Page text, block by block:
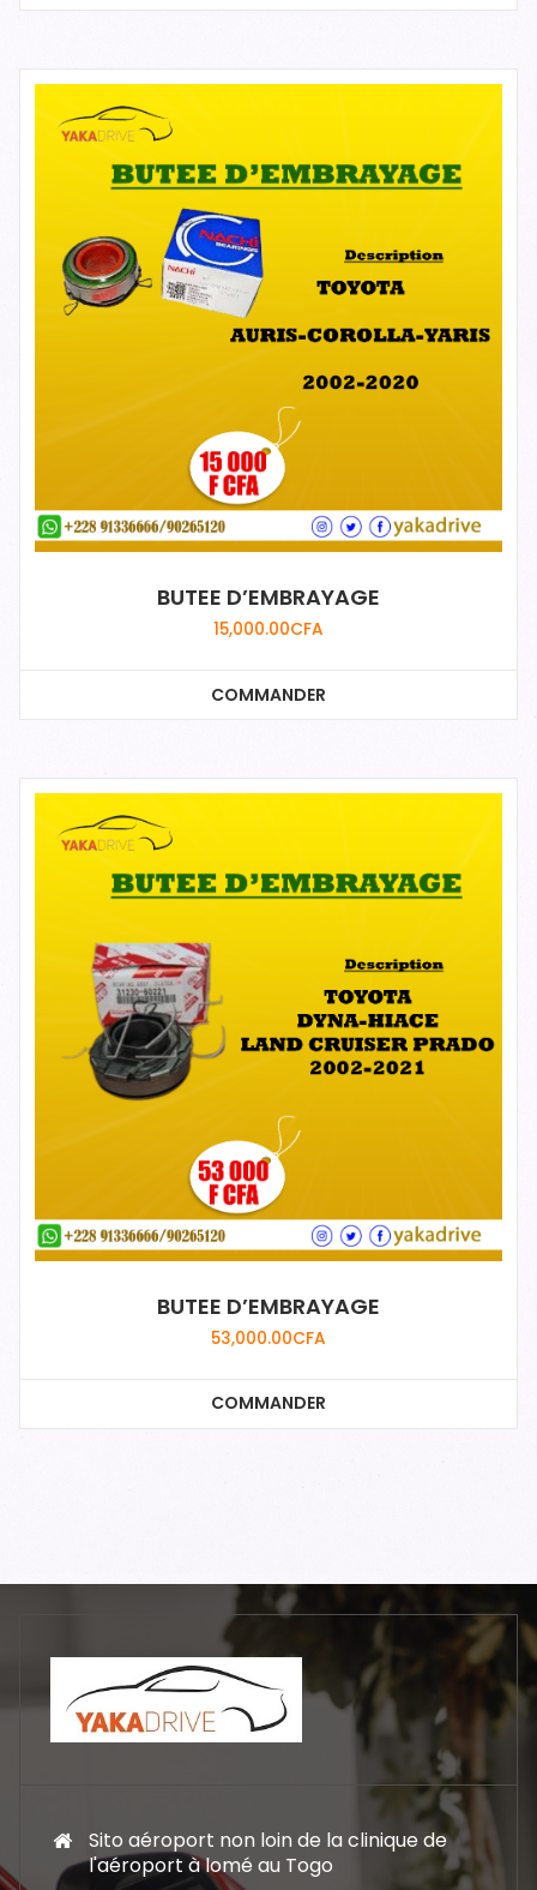
BUTEE D’EMBRAYAGE
15,000.00CFA
COMMANDER
BUTEE D’EMBRAYAGE
53,000.00CFA
COMMANDER
Sito aéroport non loin de la clinique de
l'aéroport à lomé au Togo